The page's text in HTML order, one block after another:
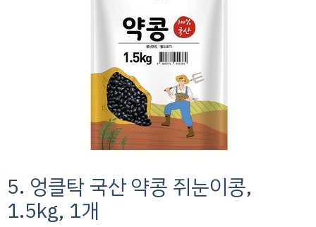
5. 엉클탁 국산 약콩 쥐눈이콩,
1.5kg, 1개